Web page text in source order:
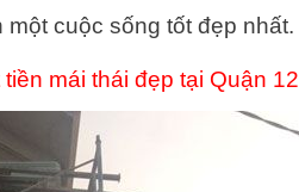
cuộc sống tốt đẹp nhất.
mái thái đẹp tại Quận 12